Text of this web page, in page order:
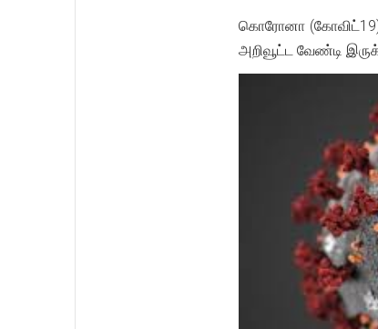
கொரோனா (கோவிட்19)
அறிவூட்ட வேண்டி